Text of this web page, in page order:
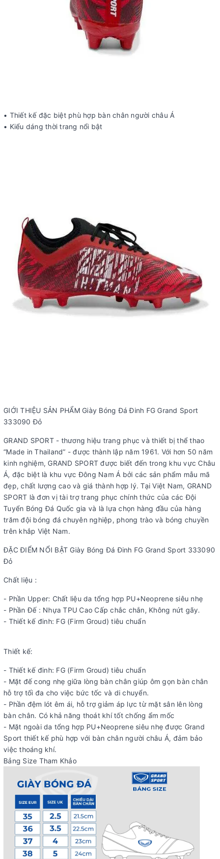
• Thiết kế đặc biệt phù hợp bàn chân người châu Á
• Kiểu dáng thời trang nổi bật
GIỚI THIỆU SẢN PHẨM Giày Bóng Đá Đinh FG Grand Sport
333090 Đỏ
GRAND SPORT - thương hiệu trang phục và thiết bị thể thao
“Made in Thailand” - được thành lập năm 1961. Với hơn 50 năm
kinh nghiệm, GRAND SPORT được biết đến trong khu vực Châu
Á, đặc biệt là khu vực Đông Nam Á bởi các sản phẩm mẫu mã
đẹp, chất lượng cao và giá thành hợp lý. Tại Việt Nam, GRAND
SPORT là đơn vị tài trợ trang phục chính thức của các Đội
Tuyển Bóng Đá Quốc gia và là lựa chọn hàng đầu của hàng
trăm đội bóng đá chuyên nghiệp, phong trào và bóng chuyền
trên khắp Việt Nam.
ĐẶC ĐIỂM NỔI BẬT Giày Bóng Đá Đinh FG Grand Sport 333090
Đỏ
Chất liệu :
- Phần Upper: Chất liệu da tổng hợp PU+Neoprene siêu nhẹ
- Phần Đế : Nhựa TPU Cao Cấp chắc chắn, Không nứt gãy.
- Thiết kế đinh: FG (Firm Groud) tiêu chuẩn
Thiết kế:
- Thiết kế đinh: FG (Firm Groud) tiêu chuẩn
- Mặt đế cong nhẹ giữa lòng bàn chân giúp ôm gọn bàn chân
hỗ trợ tối đa cho việc bức tốc và di chuyển.
- Phần đệm lót êm ái, hỗ trợ giảm áp lực từ mặt sân lên lòng
bàn chân. Có khả năng thoát khí tốt chống ẩm mốc
- Mặt ngoài da tổng hợp PU+Neoprene siêu nhẹ được Grand
Sport thiết kế phù hợp với bàn chân người châu Á, đảm bảo
việc thoáng khí.
Bảng Size Tham Khảo